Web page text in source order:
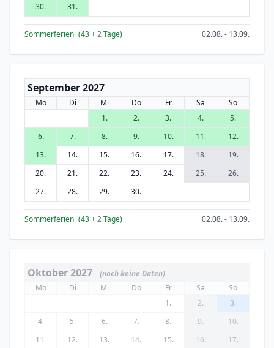
30.
31.
Sommerferien (43+ 2Tage) 02.08. - 13.09.
September 2027
Mo Di Mi Do Fr Sa
So
1.
2. 3. 4.
5.
6.
7. 8. 9. 10. 11.
12.
13.
14. 15. 16. 17. 18.
19.
20.
21. 22. 23. 24. 25.
26.
27.
28. 29. 30.
Sommerferien (43+ 2Tage) 02.08. - 13.09.
Oktober 2027
(noch keine Daten)
Mo
Di Mi Do Fr Sa
So
1.
2.
3.
4.
5. 6. 7. 8. 9.
10.
11.
12. 13. 14. 15. 16.
17.